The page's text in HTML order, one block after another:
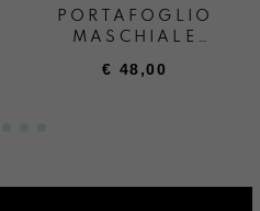
PORTAFOGLIO
MASCHIALE
€ 48,00